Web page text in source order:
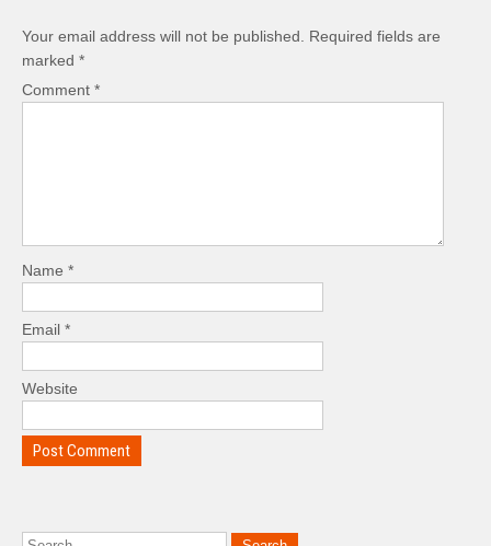
Your email address will not be published. Required fields are
marked *
Comment *
Name *
Email *
Website